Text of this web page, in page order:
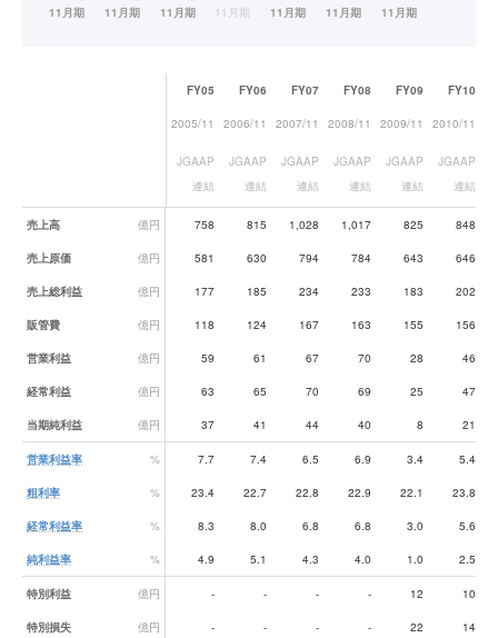
業績データ一覧
FY05 FY06 FY07 FY08 FY09 FY10
2005/11 2006/11 2007/11 2008/11 2009/11 2010/11
JGAAP
連結
JGAAP
連結
JGAAP
連結
JGAAP
連結
JGAAP
連結
JGAAP
連結
売上高 億円 758 815 1,028 1,017 825 848
売上原価 億円 581 630 794 784 643 646
売上総利益 億円 177 185 234 233 183 202
販管費 億円 118 124 167 163 155 156
営業利益 億円 59 61 67 70 28 46
経常利益 億円 63 65 70 69 25 47
当期純利益 億円 37 41 44 40 8 21
営業利益率 % 7.7 7.4 6.5 6.9 3.4 5.4
粗利率 % 23.4 22.7 22.8 22.9 22.1 23.8
経常利益率 % 8.3 8.0 6.8 6.8 3.0 5.6
純利益率 % 4.9 5.1 4.3 4.0 1.0 2.5
特別利益 億円 - - - - 12 10
特別損失 億円 - - - - 22 14